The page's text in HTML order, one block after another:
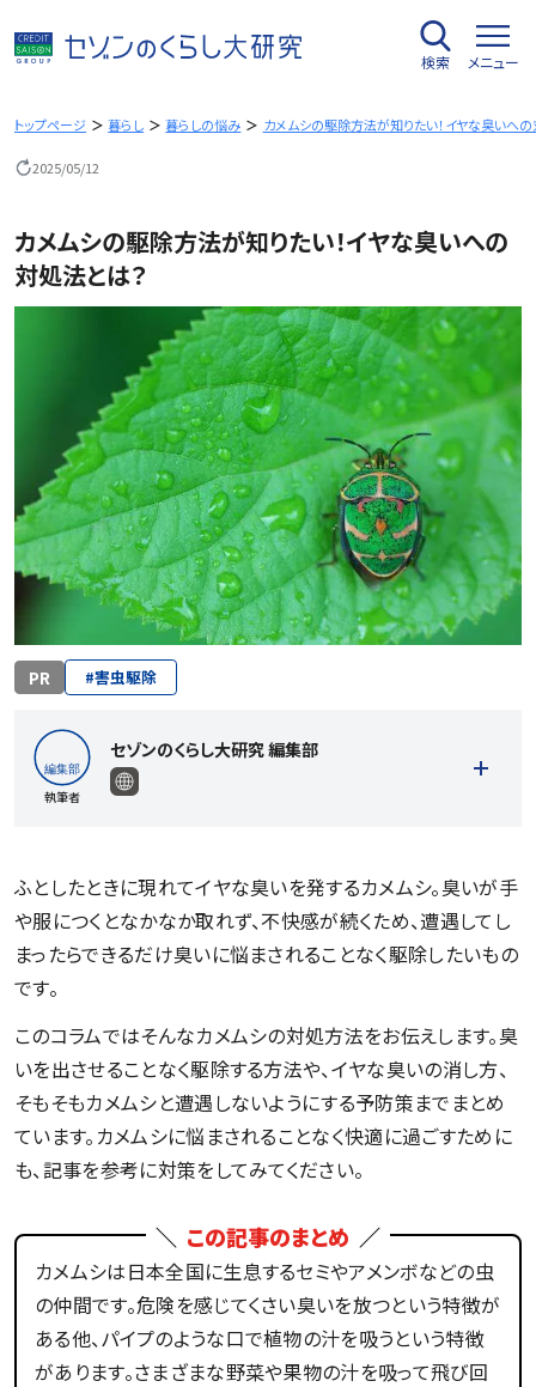
容
を
キ
検索 メニュー
トップページ 暮らし 暮らしの悩み カメムシの駆除方法が知りたい！イヤな臭いへ
2025/05/12
カメムシの駆除方法が知りたい！イヤな臭いへの
対処法とは？
PR #害虫駆除
執筆者
セゾンのくらし大研究 編集部
記事一覧を見る
ふとしたときに現れてイヤな臭いを発するカメムシ。臭いが手
や服につくとなかなか取れず、不快感が続くため、遭遇してし
まったらできるだけ臭いに悩まされることなく駆除したいもの
です。
このコラムではそんなカメムシの対処方法をお伝えします。臭
いを出させることなく駆除する方法や、イヤな臭いの消し方、
そもそもカメムシと遭遇しないようにする予防策までまとめ
ています。カメムシに悩まされることなく快適に過ごすために
も、記事を参考に対策をしてみてください。
この記事のまとめ
カメムシは日本全国に生息するセミやアメンボなどの虫
の仲間です。危険を感じてくさい臭いを放つという特徴が
ある他、パイプのような口で植物の汁を吸うという特徴
があります。さまざまな野菜や果物の汁を吸って飛び回